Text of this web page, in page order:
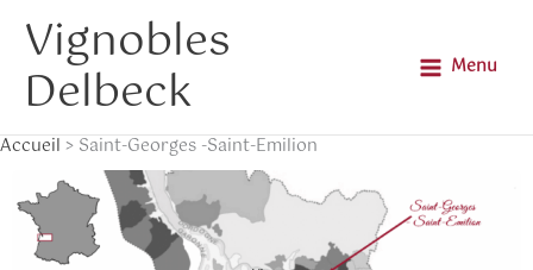
contenuVignobles
Delbeck
Menu
Menu
Accueil Saint-Georges -Saint-Emilion